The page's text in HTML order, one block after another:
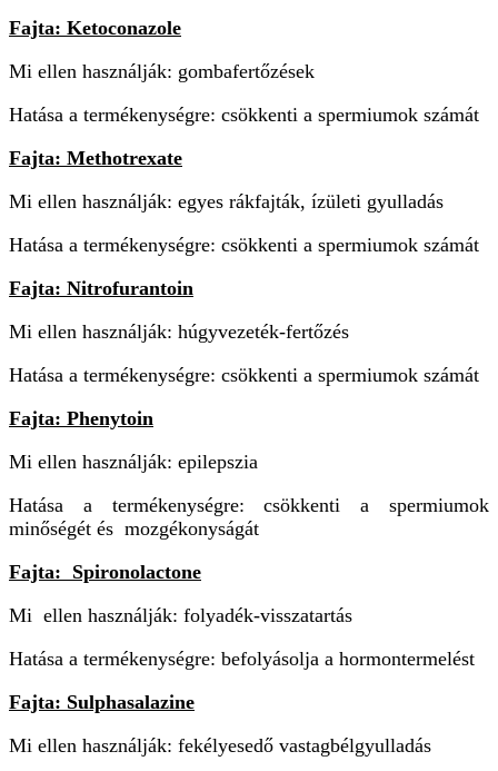
Fajta: Ketoconazole
Mi ellen használják: gombafertőzések
Hatása a termékenységre: csökkenti a spermiumok számát
Fajta: Methotrexate
Mi ellen használják: egyes rákfajták, ízületi gyulladás
Hatása a termékenységre: csökkenti a spermiumok számát
Fajta: Nitrofurantoin
Mi ellen használják: húgyvezeték-fertőzés
Hatása a termékenységre: csökkenti a spermiumok számát
Fajta: Phenytoin
Mi ellen használják: epilepszia
Hatása a termékenységre: csökkenti a spermiumok
minőségét és mozgékonyságát
Fajta: Spironolactone
Mi ellen használják: folyadék-visszatartás
Hatása a termékenységre: befolyásolja a hormontermelést
Fajta: Sulphasalazine
Mi ellen használják: fekélyesedő vastagbélgyulladás